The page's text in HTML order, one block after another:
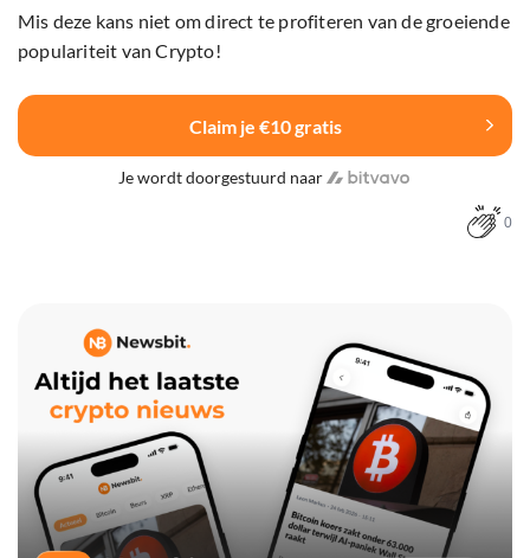
Mis deze kans niet om direct te profiteren van de groeiende
populariteit van Crypto!
Claim je €10 gratis
Je wordt doorgestuurd naar
0